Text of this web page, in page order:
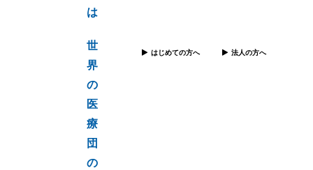
は
世
界
の
医
療
団
の
はじめての方へ 法人の方へ